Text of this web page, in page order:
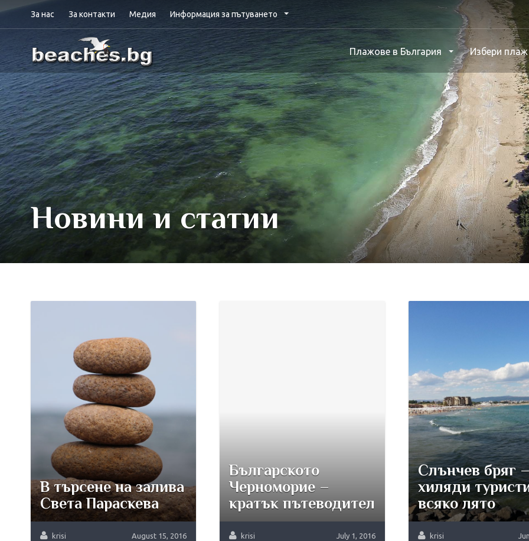
За нас За контакти Медия Информация за пътуването
Плажове в България Избери
Новини и статии
В търсене на залива
Света Параскева
krisi August 15, 2016
Българското
Черноморие –
кратък пътеводител
krisi July 1, 2016
Слънчев бряг
хиляди
всяко лято
krisi